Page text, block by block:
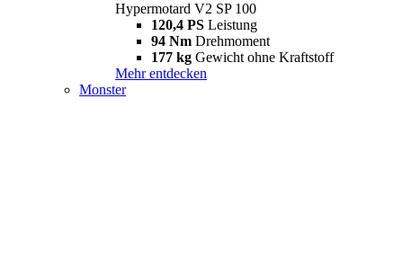
Hypermotard V2 SP 100
120,4 PS Leistung
94 Nm Drehmoment
177 kg Gewicht ohne Kraftstoff
Mehr entdecken
Monster